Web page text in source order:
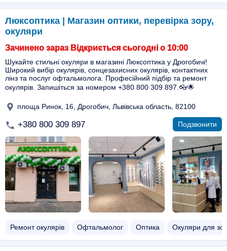
Люксоптика | Магазин оптики, перевірка зору,
окуляри
Зачинено зараз Відкриється сьогодні о 10:00
Шукайте стильні окуляри в магазині Люксоптика у Дрогобичі!
Широкий вибір окулярів, сонцезахисних окулярів, контактних
лінз та послуг офтальмолога. Професійний підбір та ремонт
окулярів. Запишіться за номером +380 800 309 897.👓🌟
площа Ринок, 16, Дрогобич, Львівська область, 82100
+380 800 309 897 Подзвонити
Ремонт окулярів Офтальмолог Оптика Окуляри для